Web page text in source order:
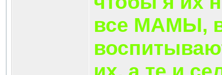
все МАМЫ,